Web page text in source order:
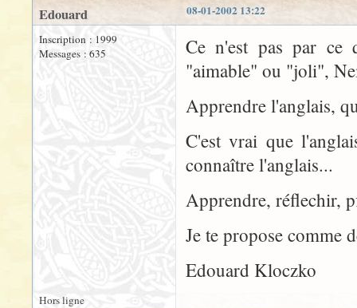
08-01-2002 13:22
Edouard
Inscription : 1999
Messages : 635
Ce n'est pas par ce
"aimable" ou "joli",
Apprendre l'anglais,
C'est vrai que
connaître l'anglais...
Apprendre, réflechir,
Je te propose comme
Edouard Kloczko
Hors ligne